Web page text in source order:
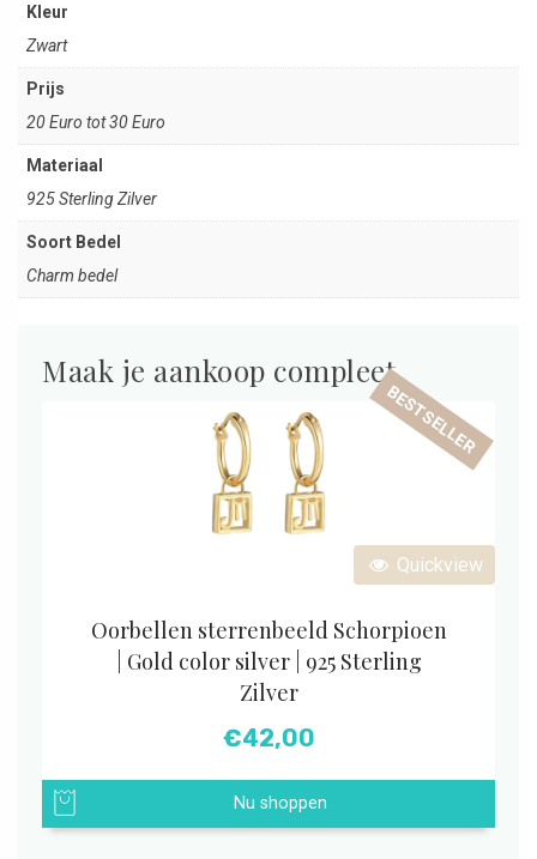
Kleur
Zwart
Prijs
20 Euro tot 30 Euro
Materiaal
925 Sterling Zilver
Soort Bedel
Charm bedel
Maak je aankoop compleet
Quickview
BESTSELLER
Oorbellen sterrenbeeld Schorpioen
| Gold color silver | 925 Sterling
Zilver
€42,00
Nu shoppen